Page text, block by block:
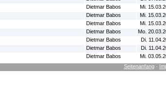
Dietmar Babos Mi.
Dietmar Babos Mi.
Dietmar Babos Mi.
Dietmar Babos Mo.
Dietmar Babos Di.
Dietmar Babos Di.
Dietmar Babos Mi.
Seitenanfang ·